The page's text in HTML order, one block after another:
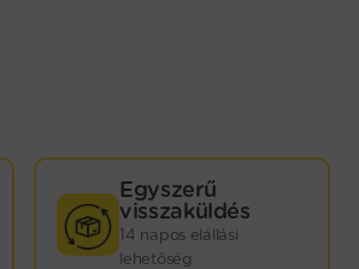
Egyszerű
visszaküldés
14 napos elállási
lehetőség